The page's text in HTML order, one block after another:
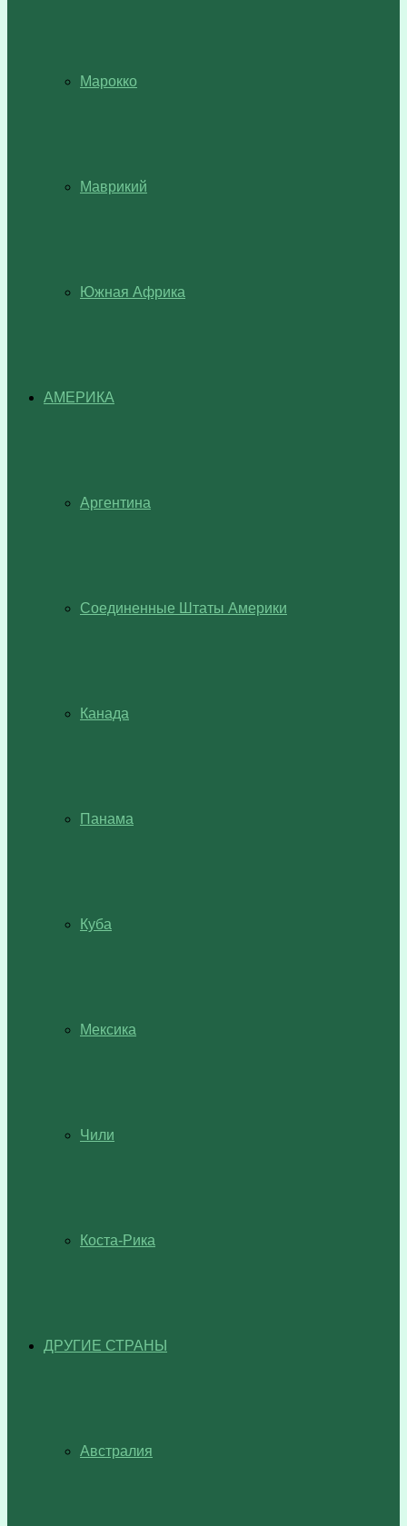
Марокко
Маврикий
Южная Африка
АМЕРИКА
Аргентина
Соединенные Штаты Америки
Канада
Панама
Куба
Мексика
Чили
Коста-Рика
ДРУГИЕ СТРАНЫ
Австралия